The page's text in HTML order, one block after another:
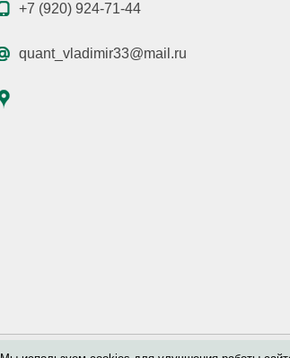
+7 (920) 924-71-44
quant_vladimir33@mail.ru